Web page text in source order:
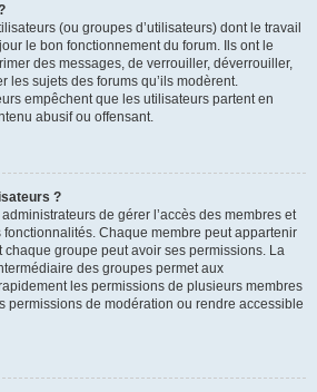
(ou groupes d’utilisateurs) dont le travail
le bon fonctionnement du forum. Ils ont le
des messages, de verrouiller, déverrouiller,
les sujets des forums qu’ils modèrent.
empêchent que les utilisateurs partent en
abusif ou offensant.
?
de gérer l’accès des membres et
fonctionnalités. Chaque membre peut appartenir
groupe peut avoir ses permissions. La
des groupes permet aux
les permissions de plusieurs membres
permissions de modération ou rendre accessible